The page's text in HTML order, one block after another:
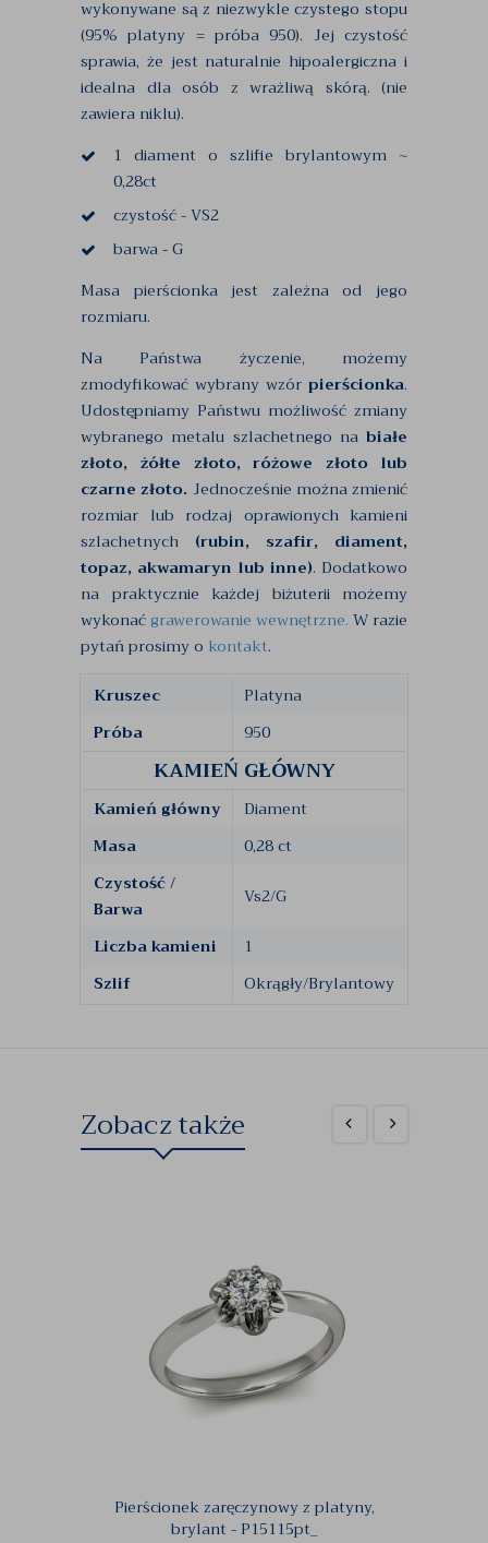
wykonywane są z niezwykle czystego stopu
(95% platyny = próba 950). Jej czystość
sprawia, że jest naturalnie hipoalergiczna i
idealna dla osób z wrażliwą skórą. (nie
zawiera niklu).
1 diament o szlifie brylantowym ~
0,28ct
czystość - VS2
barwa - G
Masa pierścionka jest zależna od jego
rozmiaru.
Na Państwa życzenie, możemy
zmodyfikować wybrany wzór pierścionka.
Udostępniamy Państwu możliwość zmiany
wybranego metalu szlachetnego na białe
złoto, żółte złoto, różowe złoto lub
czarne złoto. Jednocześnie można zmienić
rozmiar lub rodzaj oprawionych kamieni
szlachetnych (rubin, szafir, diament,
topaz, akwamaryn lub inne). Dodatkowo
na praktycznie każdej biżuterii możemy
wykonać grawerowanie wewnętrzne. W razie
pytań prosimy o kontakt.
Kruszec
Platyna
Próba
950
KAMIEŃ GŁÓWNY
Kamień główny
Diament
Masa
0,28 ct
Czystość /
Barwa
Vs2/G
Liczba kamieni
1
Szlif
Okrągły/Brylantowy
Zobacz także
Pierścionek zaręczynowy z platyny,
brylant - P15115pt_